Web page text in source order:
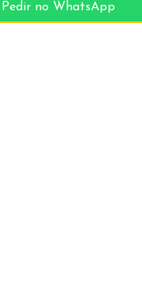
Pedir no WhatsApp